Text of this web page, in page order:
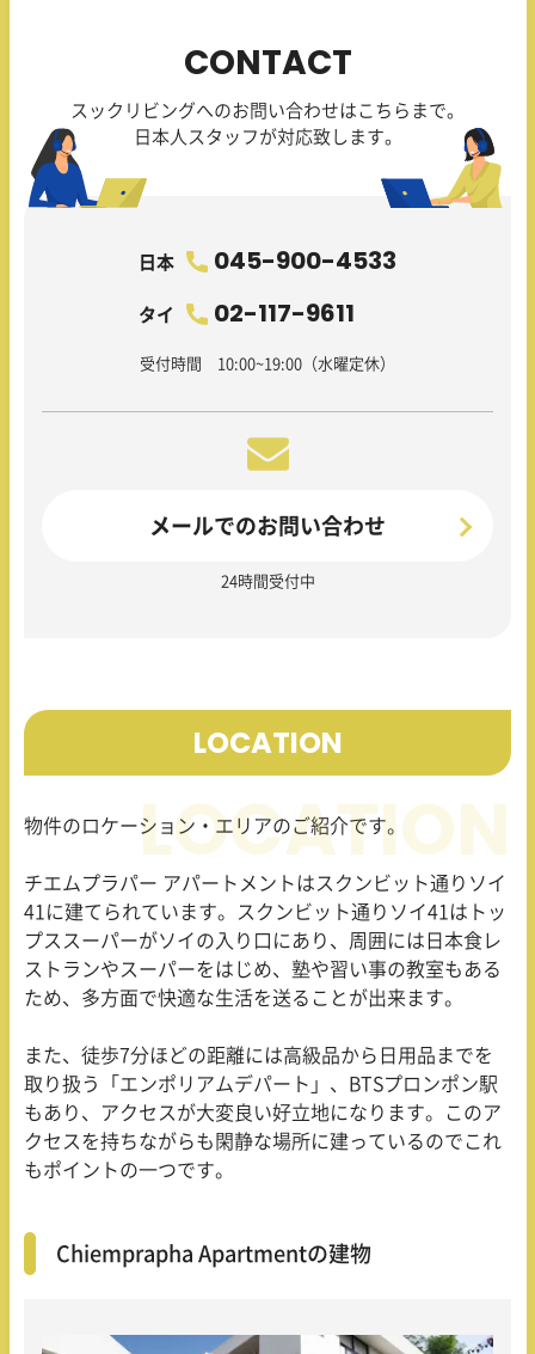
CONTACT
スックリビングへのお問い合わせはこちらまで。
日本人スタッフが対応致します。
日本 045-900-4533
タイ 02-117-9611
受付時間 10:00~19:00（水曜定休）
メールでのお問い合わせ
24時間受付中
LOCATION
物件のロケーション・エリアのご紹介です。
チエムプラパー アパートメントはスクンビット通りソイ
41に建てられています。スクンビット通りソイ41はトッ
プススーパーがソイの入り口にあり、周囲には日本食レ
ストランやスーパーをはじめ、塾や習い事の教室もある
ため、多方面で快適な生活を送ることが出来ます。
また、徒歩7分ほどの距離には高級品から日用品までを
取り扱う「エンポリアムデパート」、BTSプロンポン駅
もあり、アクセスが大変良い好立地になります。このア
クセスを持ちながらも閑静な場所に建っているのでこれ
もポイントの一つです。
Chiemprapha Apartmentの建物